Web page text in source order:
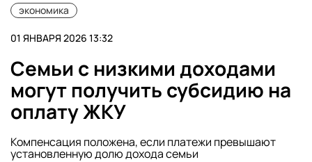
экономика
01 ЯНВАРЯ 2026 13:32
Семьи с низкими доходами
могут получить субсидию на
оплату ЖКУ
Компенсация положена, если платежи превышают
установленную долю дохода семьи